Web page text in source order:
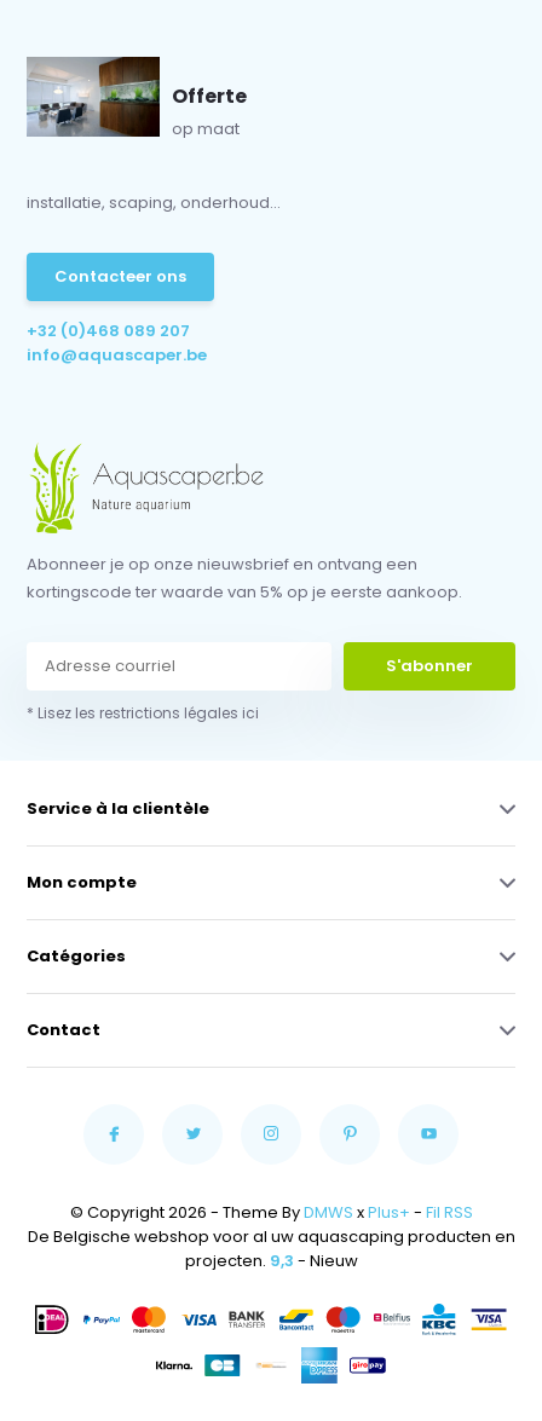
Offerte
op maat
installatie, scaping, onderhoud...
Contacteer ons
+32 (0)468 089 207
info@aquascaper.be
Abonneer je op onze nieuwsbrief en ontvang een
kortingscode ter waarde van 5% op je eerste aankoop.
S'abonner
* Lisez les restrictions légales ici
Service à la clientèle
Mon compte
Catégories
Contact
© Copyright 2026 - Theme ByDMWS xPlus+ - Fil RSS
De Belgische webshop voor al uw aquascaping producten en
projecten. 9,3 - Nieuw